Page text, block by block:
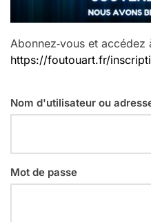
Abonnez‑vous et
https://foutouart.fr/
Nom d'utilisateur ou
Mot de passe